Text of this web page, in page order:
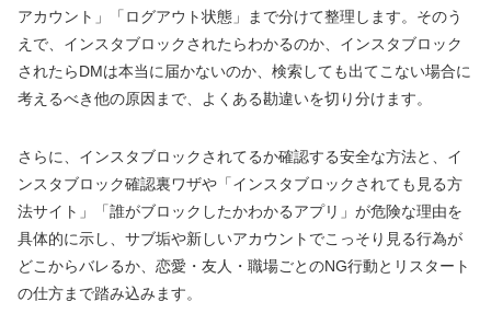
アカウント」「ログアウト状態」まで分けて整理します。そのう
えで、インスタブロックされたらわかるのか、インスタブロック
されたらDMは本当に届かないのか、検索しても出てこない場合に
考えるべき他の原因まで、よくある勘違いを切り分けます。
さらに、インスタブロックされてるか確認する安全な方法と、イ
ンスタブロック確認裏ワザや「インスタブロックされても見る方
法サイト」「誰がブロックしたかわかるアプリ」が危険な理由を
具体的に示し、サブ垢や新しいアカウントでこっそり見る行為が
どこからバレるか、恋愛・友人・職場ごとのNG行動とリスタート
の仕方まで踏み込みます。